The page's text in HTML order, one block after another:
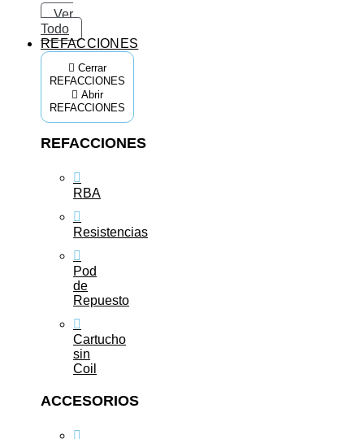
Ver
Todo
REFACCIONES
Cerrar
REFACCIONES
Abrir
REFACCIONES
REFACCIONES
RBA
Resistencias
Pod
de
Repuesto
Cartucho
sin
Coil
ACCESORIOS